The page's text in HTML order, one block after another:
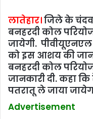
लातेहार।जिले के
बनहरदी कोल
जायेगी.
को इस आशय की
बनहरदी कोल
जानकारी दी. कहा
पतरातू ले जाया
Advertisement